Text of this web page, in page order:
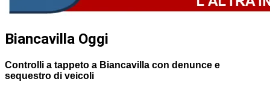
Biancavilla Oggi
Controlli a tappeto a Biancavilla con denunce e
sequestro di veicoli